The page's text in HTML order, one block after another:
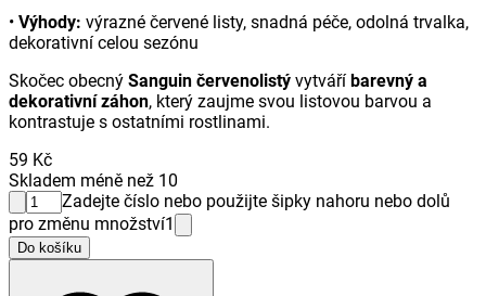
• Výhody: výrazné červené listy, snadná péče, odolná trvalka,
dekorativní celou sezónu
Skočec obecný Sanguin červenolistý vytváří barevný a
dekorativní záhon, který zaujme svou listovou barvou a
kontrastuje s ostatními rostlinami.
59 Kč
Skladem méně než 10
Zadejte číslo nebo použijte šipky nahoru nebo dolů
pro změnu množství1
Do košíku